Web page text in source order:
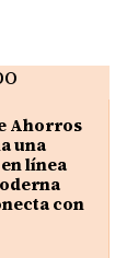
Ahorros
una
línea
con